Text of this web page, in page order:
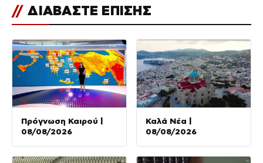
// ΔΙΑΒΑΣΤΕ ΕΠΙΣΗΣ
Πρόγνωση Καιρού |
08/08/2026
Καλά Νέα |
08/08/2026